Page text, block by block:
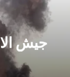
جيش